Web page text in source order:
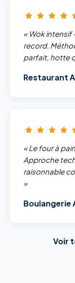
« Wok intensif
record.
parfait, hotte
Restaurant
« Le four à
Approche
raisonnable
»
Boulangerie
Voir